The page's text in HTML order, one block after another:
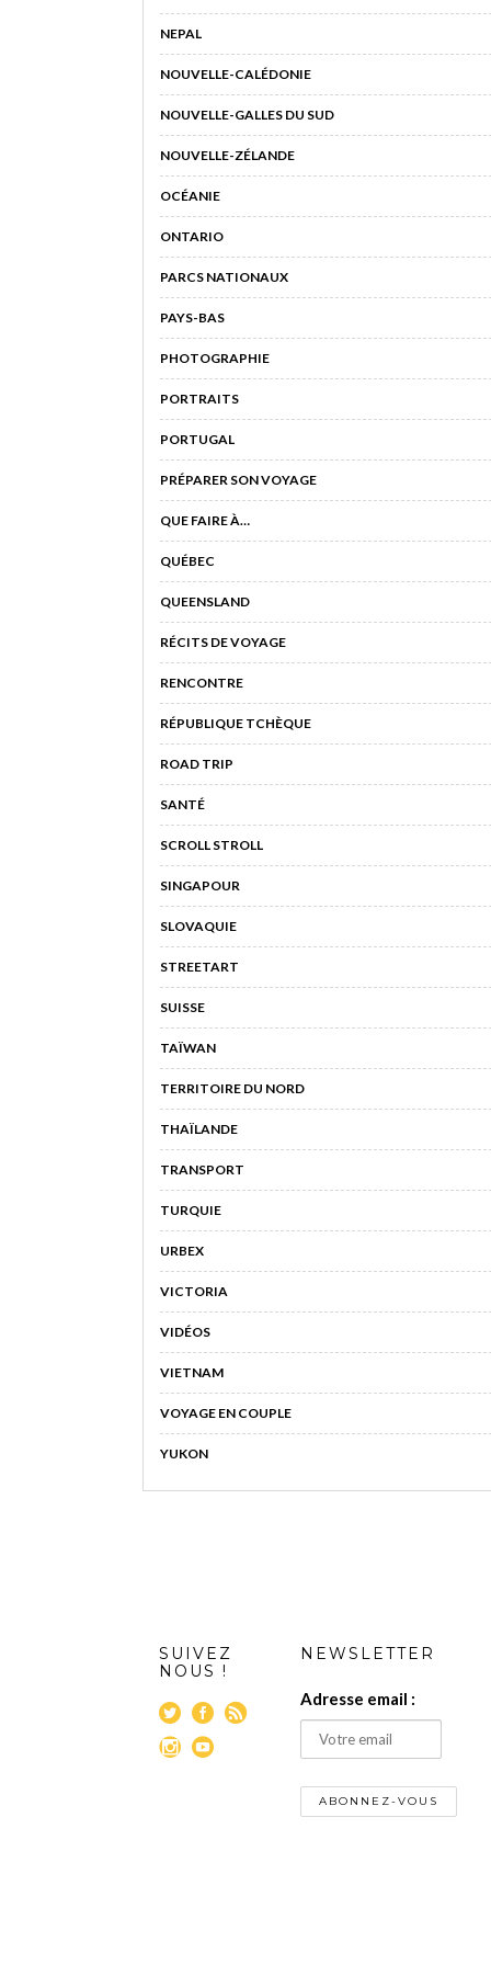
NEPAL
NOUVELLE-CALÉDONIE
NOUVELLE-GALLES DU SUD
NOUVELLE-ZÉLANDE
OCÉANIE
ONTARIO
PARCS NATIONAUX
PAYS-BAS
PHOTOGRAPHIE
PORTRAITS
PORTUGAL
PRÉPARER SON VOYAGE
QUE FAIRE À…
QUÉBEC
QUEENSLAND
RÉCITS DE VOYAGE
RENCONTRE
RÉPUBLIQUE TCHÈQUE
ROAD TRIP
SANTÉ
SCROLL STROLL
SINGAPOUR
SLOVAQUIE
STREETART
SUISSE
TAÏWAN
TERRITOIRE DU NORD
THAÏLANDE
TRANSPORT
TURQUIE
URBEX
VICTORIA
VIDÉOS
VIETNAM
VOYAGE EN COUPLE
YUKON
SUIVEZ
NOUS !
NEWSLETTER
Adresse email :